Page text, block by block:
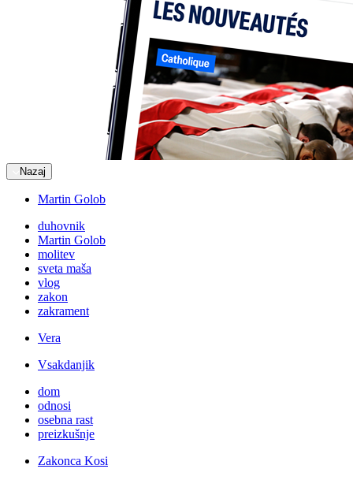
Nazaj
Martin Golob
duhovnik
Martin Golob
molitev
sveta maša
vlog
zakon
zakrament
Vera
Vsakdanjik
dom
odnosi
osebna rast
preizkušnje
Zakonca Kosi